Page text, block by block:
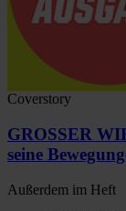
Coverstory
GROSSER
seine
Außerdem im Heft